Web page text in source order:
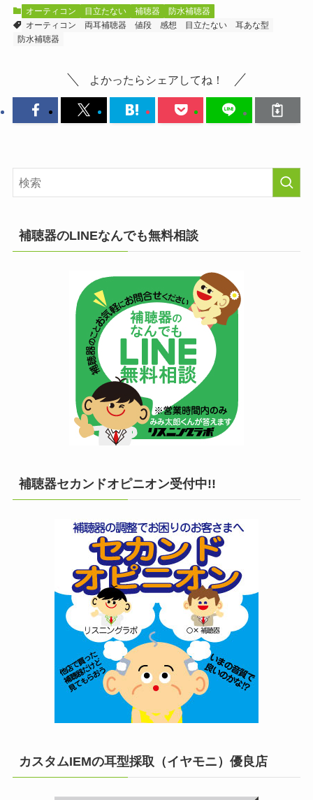
オーティコン 目立たない 補聴器
防水補聴器
オーティコン
両耳補聴器 値段 感想 目立たない
耳あな型
防水補聴器
よかったらシェアしてね！
補聴器のLINEなんでも無料相談
補聴器セカンドオピニオン受付中!!
カスタムIEMの耳型採取（イヤモニ）優良店